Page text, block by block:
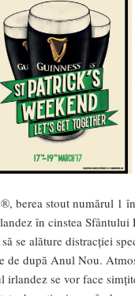
berea stout numărul 1
în cinstea Sfântului
se alăture distracției
de după Anul Nou.
irlandez se vor face